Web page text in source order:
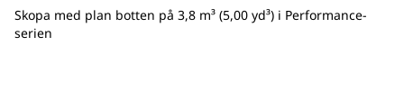
Skopa med plan botten på 3,8 m³ (5,00 yd³) i Performance-
serien